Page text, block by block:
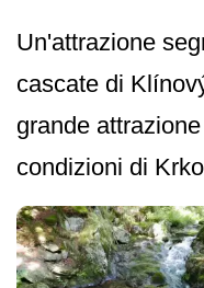
Un'attrazione
cascate di
grande
condizioni di